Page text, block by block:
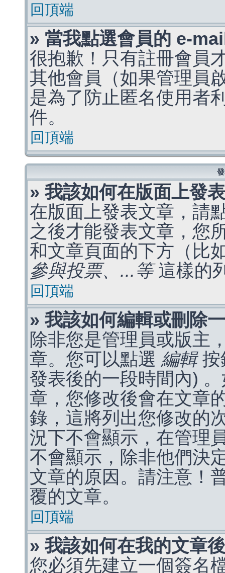
回頂端
» 當我點選會員的 e-
很抱歉！只有註冊會員
其他會員（如果管理員
是為了防止匿名使用者
件。
回頂端
» 我該如何在版面上發
在版面上發表文章，請
之後才能發表文章，您
和文章頁面的下方（比
參與投票、...等這樣的
回頂端
» 我該如何編輯或刪除
除非您是管理員或版主
章。您可以點選 編輯按
發表後的一段時間內)
章，您修改後會在文章
錄，這將列出您修改的
況下不會顯示，在管理
不會顯示，除非他們決
文章的原因。請注意！
覆的文章。
回頂端
» 我該如何在我的文章
您必須先建立一個簽名